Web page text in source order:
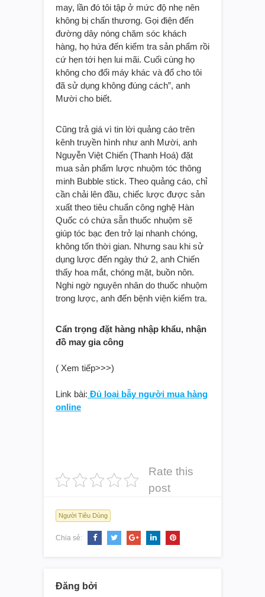
may, lần đó tôi tập ở mức độ nhẹ nên
không bị chấn thương. Gọi điện đến
đường dây nóng chăm sóc khách
hàng, họ hứa đến kiểm tra sản phẩm rồi
cứ hẹn tới hẹn lui mãi. Cuối cùng họ
không cho đổi máy khác và đổ cho tôi
đã sử dụng không đúng cách”, anh
Mười cho biết.
Cũng trả giá vì tin lời quảng cáo trên
kênh truyền hình như anh Mười, anh
Nguyễn Việt Chiến (Thanh Hoá) đặt
mua sản phẩm lược nhuộm tóc thông
minh Bubble stick. Theo quảng cáo, chỉ
cần chải lên đầu, chiếc lược được sản
xuất theo tiêu chuẩn công nghệ Hàn
Quốc có chứa sẵn thuốc nhuộm sẽ
giúp tóc bạc đen trở lại nhanh chóng,
không tốn thời gian. Nhưng sau khi sử
dụng lược đến ngày thứ 2, anh Chiến
thấy hoa mắt, chóng mặt, buồn nôn.
Nghi ngờ nguyên nhân do thuốc nhuộm
trong lược, anh đến bệnh viện kiểm tra.
Cẩn trọng đặt hàng nhập khẩu, nhận
đồ may gia công
( Xem tiếp>>>)
Link bài: Đủ loại bẫy người mua hàng
online
Rate this
post
Người Tiêu Dùng
Chia sẻ:
Đăng bởi